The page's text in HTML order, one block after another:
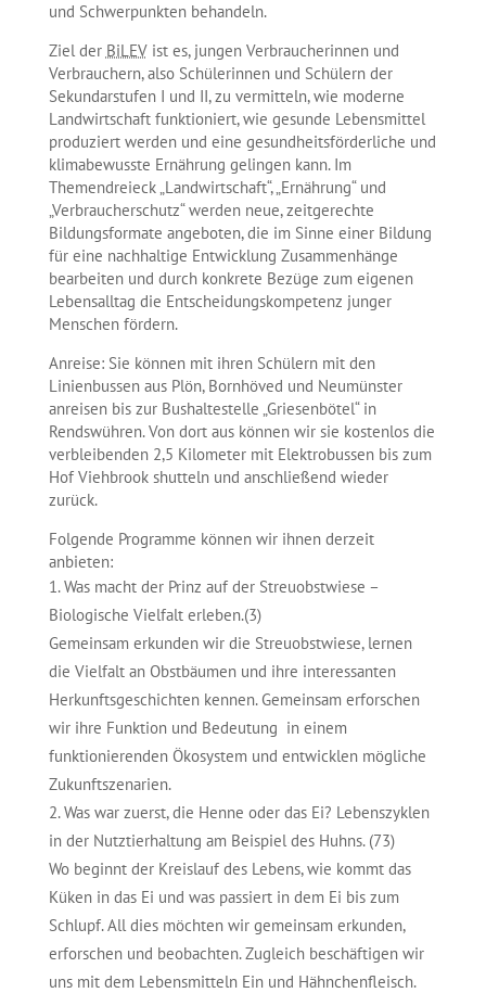
und Schwerpunkten behandeln.
Ziel der BiLEVist es, jungen Verbraucherinnen und
Verbrauchern, also Schülerinnen und Schülern der
Sekundarstufen I und II, zu vermitteln, wie moderne
Landwirtschaft funktioniert, wie gesunde Lebensmittel
produziert werden und eine gesundheitsförderliche und
klimabewusste Ernährung gelingen kann. Im
Themendreieck „Landwirtschaft“, „Ernährung“ und
„Verbraucherschutz“ werden neue, zeitgerechte
Bildungsformate angeboten, die im Sinne einer Bildung
für eine nachhaltige Entwicklung Zusammenhänge
bearbeiten und durch konkrete Bezüge zum eigenen
Lebensalltag die Entscheidungskompetenz junger
Menschen fördern.
Anreise: Sie können mit ihren Schülern mit den
Linienbussen aus Plön, Bornhöved und Neumünster
anreisen bis zur Bushaltestelle „Griesenbötel“ in
Rendswühren. Von dort aus können wir sie kostenlos die
verbleibenden 2,5 Kilometer mit Elektrobussen bis zum
Hof Viehbrook shutteln und anschließend wieder
zurück.
Folgende Programme können wir ihnen derzeit
anbieten:
Was macht der Prinz auf der Streuobstwiese –
Biologische Vielfalt erleben.(3)
Gemeinsam erkunden wir die Streuobstwiese, lernen
die Vielfalt an Obstbäumen und ihre interessanten
Herkunftsgeschichten kennen. Gemeinsam erforschen
wir ihre Funktion und Bedeutung in einem
funktionierenden Ökosystem und entwicklen mögliche
Zukunftszenarien.
Was war zuerst, die Henne oder das Ei? Lebenszyklen
in der Nutztierhaltung am Beispiel des Huhns. (73)
Wo beginnt der Kreislauf des Lebens, wie kommt das
Küken in das Ei und was passiert in dem Ei bis zum
Schlupf. All dies möchten wir gemeinsam erkunden,
erforschen und beobachten. Zugleich beschäftigen wir
uns mit dem Lebensmitteln Ein und Hähnchenfleisch.